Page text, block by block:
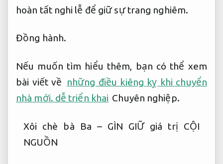
hoàn tất nghi lễ để giữ sự trang nghiêm.
Đồng hành.
Nếu muốn tìm hiểu thêm, bạn có thể xem
bài viết về những điều kiêng kỵ khi chuyển
nhà mới. dễ triển khai Chuyên nghiệp.
Xôi chè bà Ba – GÌN GIỮ giá trị CỘI
NGUỒN